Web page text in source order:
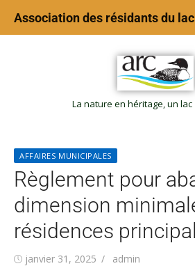
La nature en héritage, un
Association des résidants du
AFFAIRES MUNICIPALES
Règlement pour
dimension
résidences
janvier 31, 2025 admin